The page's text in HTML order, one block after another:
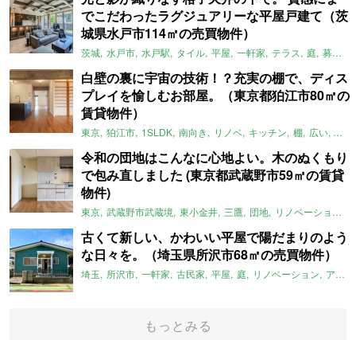
でこだわったラグジュアリーな平屋戸建て（茨
城県水戸市114㎡の売買物件）
茨城 水戸市 水戸駅 タイル 平屋 一軒家 テラス 庭 募集中
白壁の裏に宇宙の技術！？充実の棚で、ディス
プレイを愉しむお部屋。（東京都狛江市80㎡の
賃貸物件）
東京 狛江市 1SLDK 南向き リノベ キッチン 棚 広い ガイ
令和の団地はこんなに心地よい。木のぬくもり
で包み直しました (東京都武蔵野市59㎡の賃貸
物件)
東京 武蔵野市武蔵境 東小金井 三鷹 団地 リノベーション
古くて新しい、かわいい平屋で陽だまりのよう
な日々を。（埼玉県所沢市68㎡の売買物件）
埼玉 所沢市 一軒家 古民家 平屋 庭 リノベーション アメリカンハウス
もっとみる